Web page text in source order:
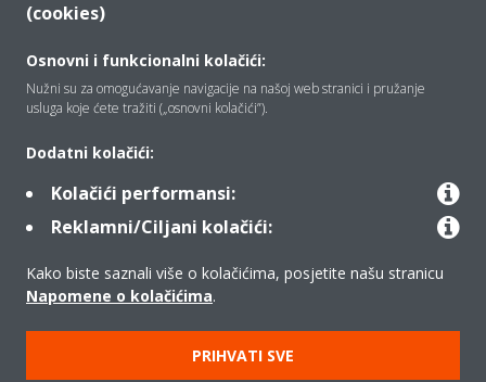
Tko smo mi
Rješenja
Kontakt
(cookies)
Osnovni i funkcionalni kolačići:
Nužni su za omogućavanje navigacije na našoj web stranici i pružanje
usluga koje ćete tražiti („osnovni kolačići”).
Dodatni kolačići:
Kolačići performansi:
Reklamni/Ciljani kolačići:
Kako biste saznali više o kolačićima, posjetite našu stranicu
Napomene o kolačićima.
PRIHVATI SVE